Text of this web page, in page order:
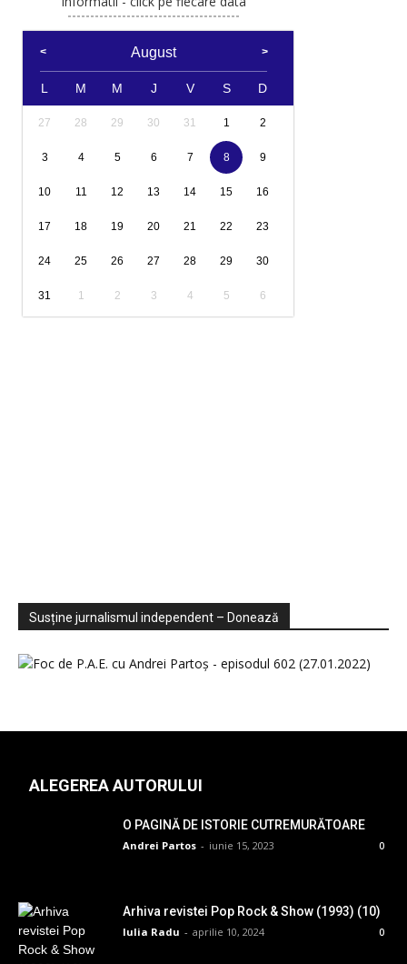
August
L M M J V S D
27 28 29 30 31 1 2
3 4 5 6 7 8 9
10 11 12 13 14 15 16
17 18 19 20 21 22 23
24 25 26 27 28 29 30
31 1 2 3 4 5 6
Sondaje
Video
Susține jurnalismul independent – Donează
ALEGEREA AUTORULUI
O PAGINĂ DE ISTORIE CUTREMURĂTOARE
Andrei Partos - iunie 15, 2023 0
Arhiva revistei Pop Rock & Show (1993) (10)
Iulia Radu - aprilie 10, 2024 0